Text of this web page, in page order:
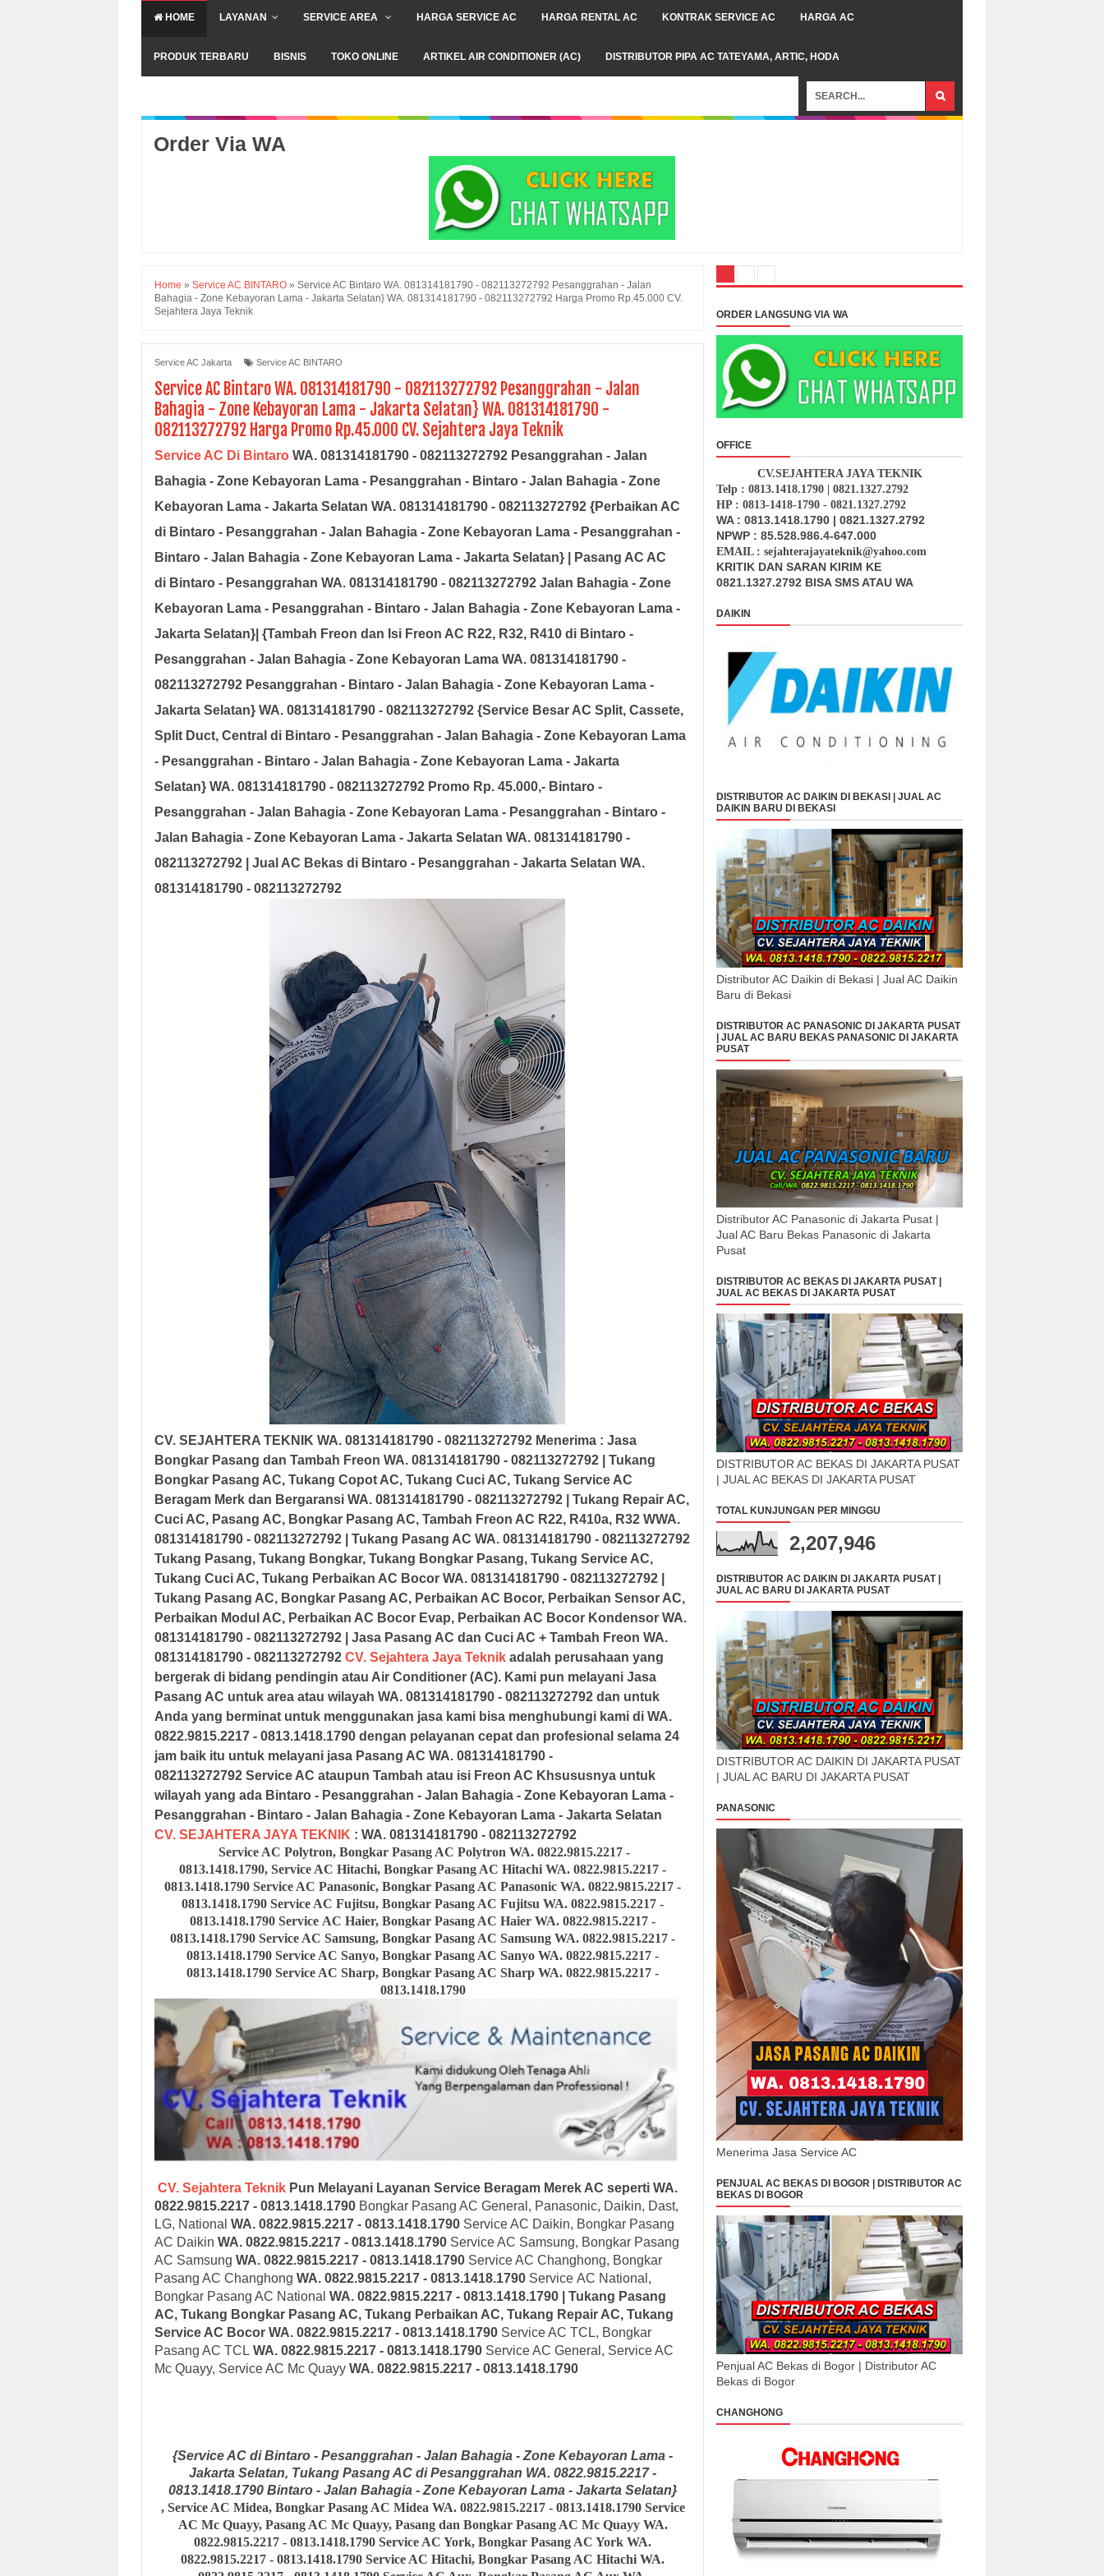
HOME LAYANAN SERVICE AREA HARGA SERVICE AC HARGA RENTAL AC KONTRAK SERVICE AC HARGA AC
PRODUK TERBARU BISNIS TOKO ONLINE ARTIKEL AIR CONDITIONER (AC) DISTRIBUTOR PIPA AC TATEYAMA, ARTIC, HODA
Order Via WA
Home » Service AC BINTARO » Service AC Bintaro WA. 081314181790 - 082113272792 Pesanggrahan - Jalan
Bahagia - Zone Kebayoran Lama - Jakarta Selatan} WA. 081314181790 - 082113272792 Harga Promo Rp.45.000 CV.
Sejahtera Jaya Teknik
Service AC Jakarta Service AC BINTARO
Service AC Bintaro WA. 081314181790 - 082113272792 Pesanggrahan - Jalan
Bahagia - Zone Kebayoran Lama - Jakarta Selatan} WA. 081314181790 -
082113272792 Harga Promo Rp.45.000 CV. Sejahtera Jaya Teknik
Service AC Di Bintaro WA. 081314181790 - 082113272792 Pesanggrahan - Jalan
Bahagia - Zone Kebayoran Lama - Pesanggrahan - Bintaro - Jalan Bahagia - Zone
Kebayoran Lama - Jakarta Selatan WA. 081314181790 - 082113272792 {Perbaikan AC
di Bintaro - Pesanggrahan - Jalan Bahagia - Zone Kebayoran Lama - Pesanggrahan -
Bintaro - Jalan Bahagia - Zone Kebayoran Lama - Jakarta Selatan} | Pasang AC AC
di Bintaro - Pesanggrahan WA. 081314181790 - 082113272792 Jalan Bahagia - Zone
Kebayoran Lama - Pesanggrahan - Bintaro - Jalan Bahagia - Zone Kebayoran Lama -
Jakarta Selatan}| {Tambah Freon dan Isi Freon AC R22, R32, R410 di Bintaro -
Pesanggrahan - Jalan Bahagia - Zone Kebayoran Lama WA. 081314181790 -
082113272792 Pesanggrahan - Bintaro - Jalan Bahagia - Zone Kebayoran Lama -
Jakarta Selatan} WA. 081314181790 - 082113272792 {Service Besar AC Split, Cassete,
Split Duct, Central di Bintaro - Pesanggrahan - Jalan Bahagia - Zone Kebayoran Lama
- Pesanggrahan - Bintaro - Jalan Bahagia - Zone Kebayoran Lama - Jakarta
Selatan} WA. 081314181790 - 082113272792 Promo Rp. 45.000,- Bintaro -
Pesanggrahan - Jalan Bahagia - Zone Kebayoran Lama - Pesanggrahan - Bintaro -
Jalan Bahagia - Zone Kebayoran Lama - Jakarta Selatan WA. 081314181790 -
082113272792 | Jual AC Bekas di Bintaro - Pesanggrahan - Jakarta Selatan WA.
081314181790 - 082113272792
CV. SEJAHTERA TEKNIK WA. 081314181790 - 082113272792 Menerima : Jasa
Bongkar Pasang dan Tambah Freon WA. 081314181790 - 082113272792
| Tukang
Bongkar Pasang AC, Tukang Copot AC, Tukang Cuci AC, Tukang Service AC
Beragam Merk dan Bergaransi WA. 081314181790 - 082113272792 | Tukang Repair AC,
Cuci AC, Pasang AC, Bongkar Pasang AC, Tambah Freon AC R22, R410a, R32 WWA.
081314181790 - 082113272792 | Tukang Pasang AC WA. 081314181790 - 082113272792
Tukang Pasang, Tukang Bongkar, Tukang Bongkar Pasang, Tukang Service AC,
Tukang Cuci AC, Tukang Perbaikan AC Bocor WA. 081314181790 - 082113272792
Tukang Pasang AC, Bongkar Pasang AC, Perbaikan AC Bocor, Perbaikan Sensor AC,
Perbaikan Modul AC, Perbaikan AC Bocor Evap, Perbaikan AC Bocor Kondensor WA.
081314181790 - 082113272792
Jasa Pasang AC dan Cuci AC + Tambah Freon WA.
081314181790 - 082113272792 CV. Sejahtera Jaya Teknik adalah perusahaan yang
bergerak di bidang pendingin atau Air Conditioner (AC). Kami pun melayani Jasa
Pasang AC untuk area atau wilayah WA. 081314181790 - 082113272792 dan untuk
Anda yang berminat untuk menggunakan jasa kami bisa menghubungi kami di WA.
0822.9815.2217 - 0813.1418.1790 dengan pelayanan cepat dan profesional selama 24
jam baik itu untuk melayani jasa Pasang AC WA. 081314181790 -
082113272792 Service AC ataupun Tambah atau isi Freon AC Khsususnya untuk
wilayah yang ada Bintaro - Pesanggrahan - Jalan Bahagia - Zone Kebayoran Lama -
Pesanggrahan - Bintaro - Jalan Bahagia - Zone Kebayoran Lama - Jakarta Selatan
CV. SEJAHTERA JAYA TEKNIK : WA. 081314181790 - 082113272792
Service AC Polytron, Bongkar Pasang AC Polytron WA. 0822.9815.2217 -
0813.1418.1790, Service AC Hitachi, Bongkar Pasang AC Hitachi WA. 0822.9815.2217 -
0813.1418.1790 Service AC Panasonic, Bongkar Pasang AC Panasonic WA. 0822.9815.2217 -
0813.1418.1790 Service AC Fujitsu, Bongkar Pasang AC Fujitsu WA. 0822.9815.2217 -
0813.1418.1790 Service AC Haier, Bongkar Pasang AC Haier WA. 0822.9815.2217 -
0813.1418.1790 Service AC Samsung, Bongkar Pasang AC Samsung WA. 0822.9815.2217 -
0813.1418.1790 Service AC Sanyo, Bongkar Pasang AC Sanyo WA. 0822.9815.2217 -
0813.1418.1790 Service AC Sharp, Bongkar Pasang AC Sharp WA. 0822.9815.2217 -
0813.1418.1790
CV. Sejahtera Teknik Pun Melayani Layanan Service Beragam Merek AC seperti WA.
0822.9815.2217 - 0813.1418.1790 Bongkar Pasang AC General, Panasonic, Daikin, Dast,
LG, National WA. 0822.9815.2217 - 0813.1418.1790 Service AC Daikin, Bongkar Pasang
AC Daikin WA. 0822.9815.2217 - 0813.1418.1790 Service AC Samsung, Bongkar Pasang
AC Samsung WA. 0822.9815.2217 - 0813.1418.1790 Service AC Changhong, Bongkar
Pasang AC Changhong WA. 0822.9815.2217 - 0813.1418.1790 Service AC National,
Bongkar Pasang AC National WA. 0822.9815.2217 - 0813.1418.1790 | Tukang Pasang
AC, Tukang Bongkar Pasang AC, Tukang Perbaikan AC, Tukang Repair AC, Tukang
Service AC Bocor WA. 0822.9815.2217 - 0813.1418.1790 Service AC TCL, Bongkar
Pasang AC TCL WA. 0822.9815.2217 - 0813.1418.1790 Service AC General, Service AC
Mc Quayy, Service AC Mc Quayy WA. 0822.9815.2217 - 0813.1418.1790
{Service AC di Bintaro - Pesanggrahan - Jalan Bahagia - Zone Kebayoran Lama -
Jakarta Selatan, Tukang Pasang AC di Pesanggrahan WA. 0822.9815.2217 -
0813.1418.1790 Bintaro - Jalan Bahagia - Zone Kebayoran Lama - Jakarta Selatan}
,Service AC Midea, Bongkar Pasang AC Midea WA. 0822.9815.2217 - 0813.1418.1790 Service
AC Mc Quayy, Pasang AC Mc Quayy, Pasang dan Bongkar Pasang AC Mc Quayy WA.
0822.9815.2217 - 0813.1418.1790 Service AC York, Bongkar Pasang AC York WA.
0822.9815.2217 - 0813.1418.1790 Service AC Hitachi, Bongkar Pasang AC Hitachi WA.
ORDER LANGSUNG VIA WA
OFFICE
CV.SEJAHTERA JAYA TEKNIK
Telp : 0813.1418.1790 | 0821.1327.2792
HP : 0813-1418-1790 - 0821.1327.2792
WA : 0813.1418.1790 | 0821.1327.2792
NPWP : 85.528.986.4-647.000
EMAIL : sejahterajayateknik@yahoo.com
KRITIK DAN SARAN KIRIM KE
0821.1327.2792 BISA SMS ATAU WA
DAIKIN
DISTRIBUTOR AC DAIKIN DI BEKASI | JUAL AC
DAIKIN BARU DI BEKASI
Distributor AC Daikin di Bekasi | Jual AC Daikin
Baru di Bekasi
DISTRIBUTOR AC PANASONIC DI JAKARTA PUSAT
| JUAL AC BARU BEKAS PANASONIC DI JAKARTA
PUSAT
Distributor AC Panasonic di Jakarta Pusat |
Jual AC Baru Bekas Panasonic di Jakarta
Pusat
DISTRIBUTOR AC BEKAS DI JAKARTA PUSAT |
JUAL AC BEKAS DI JAKARTA PUSAT
DISTRIBUTOR AC BEKAS DI JAKARTA PUSAT
| JUAL AC BEKAS DI JAKARTA PUSAT
TOTAL KUNJUNGAN PER MINGGU
2,207,946
DISTRIBUTOR AC DAIKIN DI JAKARTA PUSAT |
JUAL AC BARU DI JAKARTA PUSAT
DISTRIBUTOR AC DAIKIN DI JAKARTA PUSAT
| JUAL AC BARU DI JAKARTA PUSAT
PANASONIC
Menerima Jasa Service AC
PENJUAL AC BEKAS DI BOGOR | DISTRIBUTOR AC
BEKAS DI BOGOR
Penjual AC Bekas di Bogor | Distributor AC
Bekas di Bogor
CHANGHONG